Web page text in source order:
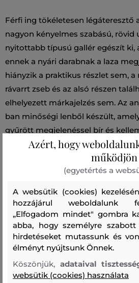
Férfi ing tökéletesen légáteresztő
nagyon kényelmes szabású, rövid
nyitottabb típusú gallér egészít ki,
ennek a nyári darabnak a laza
hiányzik a praktikus részlet sem,
rávarrt zseb és az alsó részen
elhelyezett márkajelzés sem. Az
ban minőségi lenből készült,
gyűrött megjelenéssel bír és
tulajdonságokkal rendelkezik.
darab, ami stílusos részévé válik
Szabás/Típus REGULAR Szezon:
2014MRUT5284-326-WA-30133
Összetétel
felső anyag
Azért, hogy
működjön
(egyetértés a
A websütik (cookies)
hozzájárul weboldalunk
„Elfogadom mindet" gombra
abba, hogy személyre
hirdetéseket mutassunk és
élményt nyújtsunk Önnek.
Köszönjük, adataival
websütik (cookies) használata